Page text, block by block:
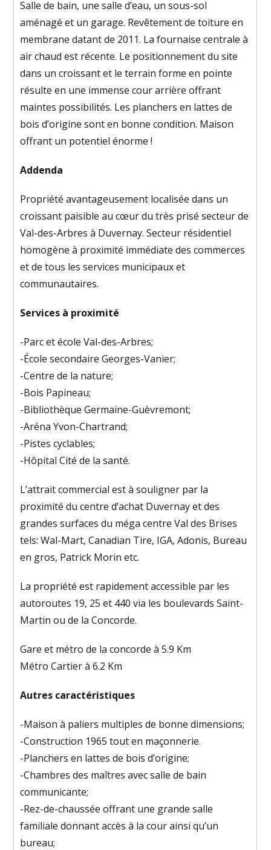
Salle de bain, une salle d’eau, un sous-sol
aménagé et un garage. Revêtement de toiture en
membrane datant de 2011. La fournaise centrale à
air chaud est récente. Le positionnement du site
dans un croissant et le terrain forme en pointe
résulte en une immense cour arrière offrant
maintes possibilités. Les planchers en lattes de
bois d’origine sont en bonne condition. Maison
offrant un potentiel énorme !
Addenda
Propriété avantageusement localisée dans un
croissant paisible au cœur du très prisé secteur de
Val-des-Arbres à Duvernay. Secteur résidentiel
homogène à proximité immédiate des commerces
et de tous les services municipaux et
communautaires.
Services à proximité
-Parc et école Val-des-Arbres;
-École secondaire Georges-Vanier;
-Centre de la nature;
-Bois Papineau;
-Bibliothèque Germaine-Guèvremont;
-Aréna Yvon-Chartrand;
-Pistes cyclables;
-Hôpital Cité de la santé.
L’attrait commercial est à souligner par la
proximité du centre d’achat Duvernay et des
grandes surfaces du méga centre Val des Brises
tels: Wal-Mart, Canadian Tire, IGA, Adonis, Bureau
en gros, Patrick Morin etc.
La propriété est rapidement accessible par les
autoroutes 19, 25 et 440 via les boulevards Saint-
Martin ou de la Concorde.
Gare et métro de la concorde à 5.9 Km
Métro Cartier à 6.2 Km
Autres caractéristiques
-Maison à paliers multiples de bonne dimensions;
-Construction 1965 tout en maçonnerie.
-Planchers en lattes de bois d’origine;
-Chambres des maîtres avec salle de bain
communicante;
-Rez-de-chaussée offrant une grande salle
familiale donnant accès à la cour ainsi qu’un
bureau;